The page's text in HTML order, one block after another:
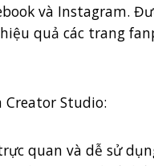
và Instagram.
quả các trang
Creator Studio:
quan và dễ sử